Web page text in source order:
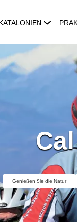
Genießen Sie die Natur